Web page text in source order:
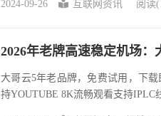
2024-09-26 互联网资讯 阅读
2026年老牌高速稳定机场：
大哥云5年老品牌，免费试用，下
持YOUTUBE 8K流畅观看支持IPLC